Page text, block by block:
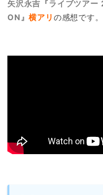
矢沢永吉『ライブツア
ON』横アリ の感想です。